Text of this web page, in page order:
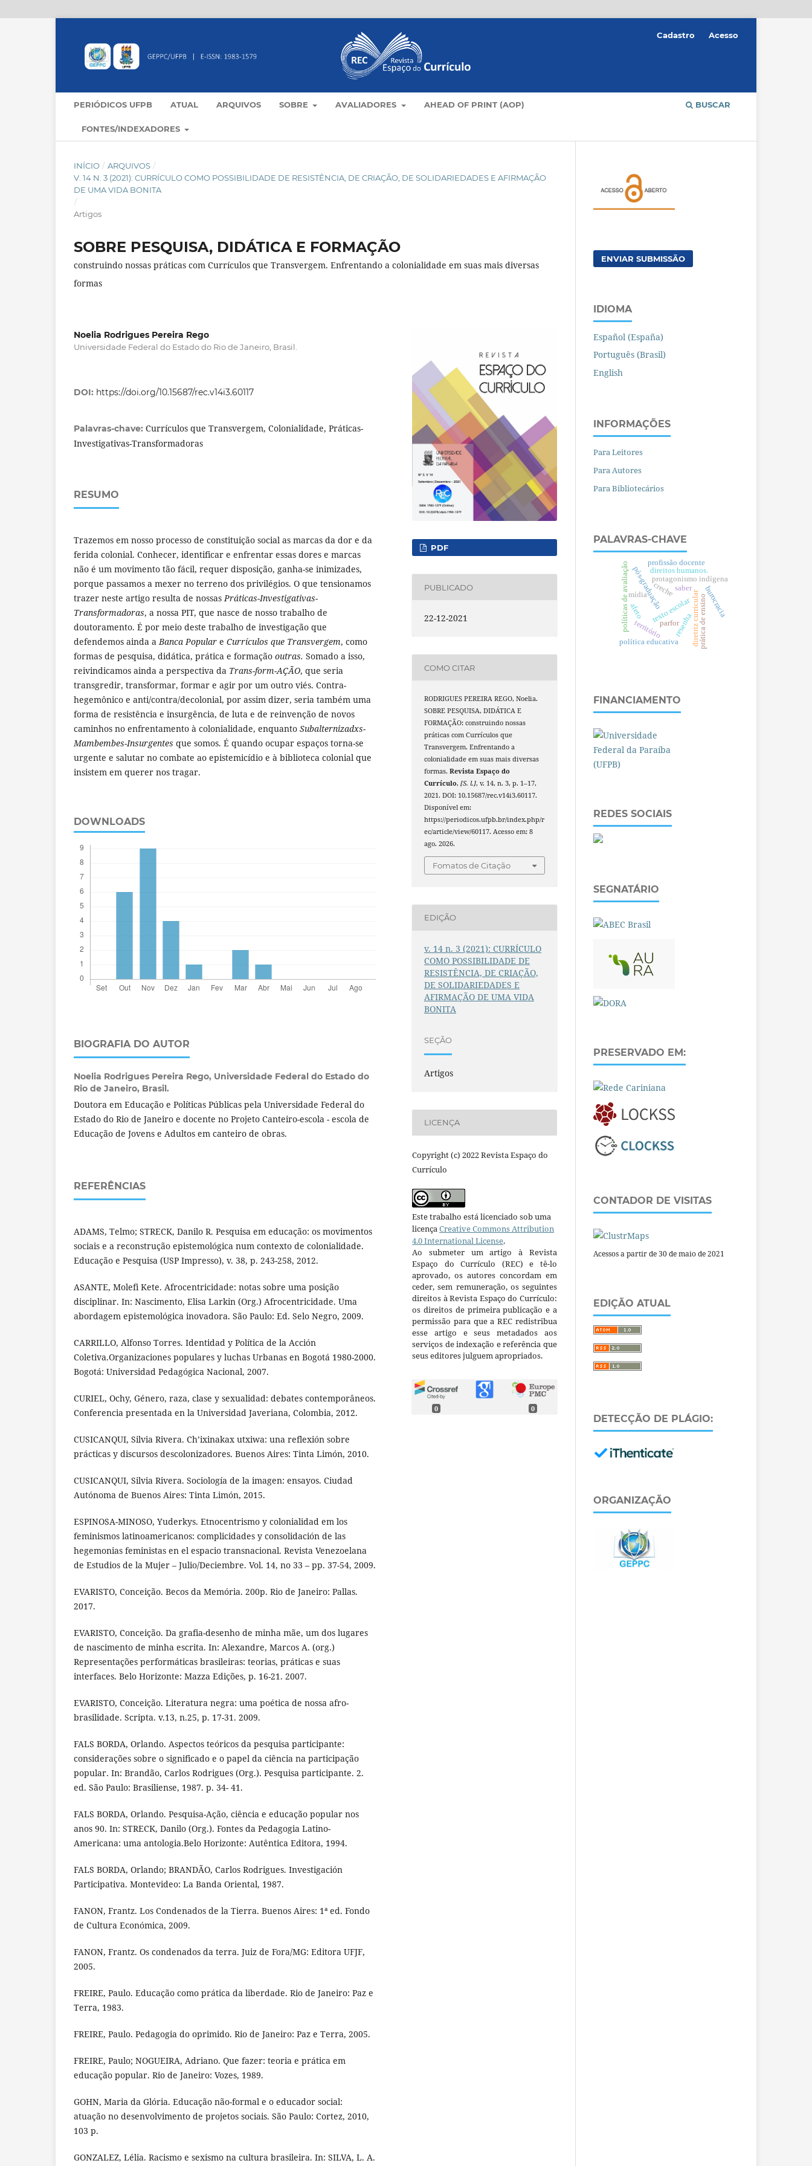
PERIÓDICOS UFPB ATUAL ARQUIVOS SOBRE AVALIADORES AHEAD OF PRINT (AOP)
FONTES/INDEXADORES
BUSCAR
Cadastro Acesso
INÍCIO / ARQUIVOS /
V. 14 N. 3 (2021): CURRÍCULO COMO POSSIBILIDADE DE RESISTÊNCIA, DE CRIAÇÃO, DE SOLIDARIEDADES E AFIRMAÇÃO
DE UMA VIDA BONITA
/
Artigos
SOBRE PESQUISA, DIDÁTICA E FORMAÇÃO
construindo nossas práticas com Currículos que Transvergem. Enfrentando a colonialidade em suas mais diversas
formas
Noelia Rodrigues Pereira Rego
Universidade Federal do Estado do Rio de Janeiro, Brasil.
DOI: https://doi.org/10.15687/rec.v14i3.60117
Palavras-chave: Currículos que Transvergem, Colonialidade, Práticas-
Investigativas-Transformadoras
RESUMO
Trazemos em nosso processo de constituição social as marcas da dor e da
ferida colonial. Conhecer, identificar e enfrentar essas dores e marcas
não é um movimento tão fácil, requer disposição, ganha-se inimizades,
porque passamos a mexer no terreno dos privilégios. O que tensionamos
trazer neste artigo resulta de nossasPráticas-Investigativas-
Transformadoras, a nossa PIT, que nasce de nosso trabalho de
doutoramento. É por meio deste trabalho de investigação que
defendemos ainda aBanca Popular e Currículos que Transvergem, como
formas de pesquisa, didática, prática e formação outras. Somado a isso,
reivindicamos ainda a perspectiva da Trans-form-AÇÃO, que seria
transgredir, transformar, formar e agir por um outro viés. Contra-
hegemônico e anti/contra/decolonial, por assim dizer, seria também uma
forma de resistência e insurgência, de luta e de reinvenção de novos
caminhos no enfrentamento à colonialidade, enquanto Subalternizadxs-
Mambembes-Insurgentes que somos. É quando ocupar espaços torna-se
urgente e salutar no combate ao epistemicídio e à biblioteca colonial que
insistem em querer nos tragar.
DOWNLOADS
BIOGRAFIA DO AUTOR
Noelia Rodrigues Pereira Rego, Universidade Federal do Estado do
Rio de Janeiro, Brasil.
Doutora em Educação e Políticas Públicas pela Universidade Federal do
Estado do Rio de Janeiro e docente no Projeto Canteiro-escola - escola de
Educação de Jovens e Adultos em canteiro de obras.
REFERÊNCIAS
ADAMS, Telmo; STRECK, Danilo R. Pesquisa em educação: os movimentos
sociais e a reconstrução epistemológica num contexto de colonialidade.
Educação e Pesquisa (USP Impresso), v. 38, p. 243-258, 2012.
ASANTE, Molefi Kete. Afrocentricidade: notas sobre uma posição
disciplinar. In: Nascimento, Elisa Larkin (Org.) Afrocentricidade. Uma
abordagem epistemológica inovadora. São Paulo: Ed. Selo Negro, 2009.
CARRILLO, Alfonso Torres. Identidad y Política de la Acción
Coletiva.Organizaciones populares y luchas Urbanas en Bogotá 1980-2000.
Bogotá: Universidad Pedagógica Nacional, 2007.
CURIEL, Ochy, Género, raza, clase y sexualidad: debates contemporâneos.
Conferencia presentada en la Universidad Javeriana, Colombia, 2012.
CUSICANQUI, Silvia Rivera. Ch’ixinakax utxiwa: una reflexión sobre
prácticas y discursos descolonizadores. Buenos Aires: Tinta Limón, 2010.
CUSICANQUI, Silvia Rivera. Sociología de la imagen: ensayos. Ciudad
Autónoma de Buenos Aires: Tinta Limón, 2015.
ESPINOSA-MINOSO, Yuderkys. Etnocentrismo y colonialidad em los
feminismos latinoamericanos: complicidades y consolidación de las
hegemonias feministas en el espacio transnacional. Revista Venezoelana
de Estudios de la Mujer – Julio/Deciembre. Vol. 14, no 33 – pp. 37-54, 2009.
EVARISTO, Conceição. Becos da Memória. 200p. Rio de Janeiro: Pallas.
2017.
EVARISTO, Conceição. Da grafia-desenho de minha mãe, um dos lugares
de nascimento de minha escrita. In: Alexandre, Marcos A. (org.)
Representações performáticas brasileiras: teorias, práticas e suas
interfaces. Belo Horizonte: Mazza Edições, p. 16-21. 2007.
EVARISTO, Conceição. Literatura negra: uma poética de nossa afro-
brasilidade. Scripta. v.13, n.25, p. 17-31. 2009.
FALS BORDA, Orlando. Aspectos teóricos da pesquisa participante:
considerações sobre o significado e o papel da ciência na participação
popular. In: Brandão, Carlos Rodrigues (Org.). Pesquisa participante. 2.
ed. São Paulo: Brasiliense, 1987. p. 34- 41.
FALS BORDA, Orlando. Pesquisa-Ação, ciência e educação popular nos
anos 90. In: STRECK, Danilo (Org.). Fontes da Pedagogia Latino-
Americana: uma antologia.Belo Horizonte: Autêntica Editora, 1994.
FALS BORDA, Orlando; BRANDÃO, Carlos Rodrigues. Investigación
Participativa. Montevideo: La Banda Oriental, 1987.
FANON, Frantz. Los Condenados de la Tierra. Buenos Aires: 1ª ed. Fondo
de Cultura Económica, 2009.
FANON, Frantz. Os condenados da terra. Juiz de Fora/MG: Editora UFJF,
2005.
FREIRE, Paulo. Educação como prática da liberdade. Rio de Janeiro: Paz e
Terra, 1983.
FREIRE, Paulo. Pedagogia do oprimido. Rio de Janeiro: Paz e Terra, 2005.
FREIRE, Paulo; NOGUEIRA, Adriano. Que fazer: teoria e prática em
educação popular. Rio de Janeiro: Vozes, 1989.
GOHN, Maria da Glória. Educação não-formal e o educador social:
atuação no desenvolvimento de projetos sociais. São Paulo: Cortez, 2010,
103 p.
GONZALEZ, Lélia. Racismo e sexismo na cultura brasileira. In: SILVA, L. A.
PDF
PUBLICADO
22-12-2021
COMO CITAR
RODRIGUES PEREIRA REGO, Noelia.
SOBRE PESQUISA, DIDÁTICA E
FORMAÇÃO: construindo nossas
práticas com Currículos que
Transvergem. Enfrentando a
colonialidade em suas mais diversas
formas.Revista Espaço do
Currículo,[S. l.], v. 14, n. 3, p. 1–17,
2021. DOI: 10.15687/rec.v14i3.60117.
Disponível em:
https://periodicos.ufpb.br/index.php/r
ec/article/view/60117. Acesso em: 8
ago. 2026.
Fomatos de Citação
EDIÇÃO
v. 14 n. 3 (2021): CURRÍCULO
COMO POSSIBILIDADE DE
RESISTÊNCIA, DE CRIAÇÃO,
DE SOLIDARIEDADES E
AFIRMAÇÃO DE UMA VIDA
BONITA
SEÇÃO
Artigos
LICENÇA
Copyright (c) 2022 Revista Espaço do
Currículo
Este trabalho está licenciado sob uma
licençaCreative Commons Attribution
4.0 International License.
Ao submeter um artigo à Revista
Espaço do Currículo (REC) e tê-lo
aprovado, os autores concordam em
ceder, sem remuneração, os seguintes
direitos à Revista Espaço do Currículo:
os direitos de primeira publicação e a
permissão para que a REC redistribua
esse artigo e seus metadados aos
serviços de indexação e referência que
seus editores julguem apropriados.
0 0
ENVIAR SUBMISSÃO
IDIOMA
Español (España)
Português (Brasil)
English
INFORMAÇÕES
Para Leitores
Para Autores
Para Bibliotecários
PALAVRAS-CHAVE
resenha
território diretriz curricularprática de ensino
texto escolar
políticas de avaliaçãopós-graduaçãoprotagonismo indígena
saber
política educativa
mídia
direitos humanos.
parfor
creche
profissão docente
afeto burocracia
FINANCIAMENTO
REDES SOCIAIS
SEGNATÁRIO
PRESERVADO EM:
CONTADOR DE VISITAS
Acessos a partir de 30 de maio de 2021
EDIÇÃO ATUAL
DETECÇÃO DE PLÁGIO:
ORGANIZAÇÃO